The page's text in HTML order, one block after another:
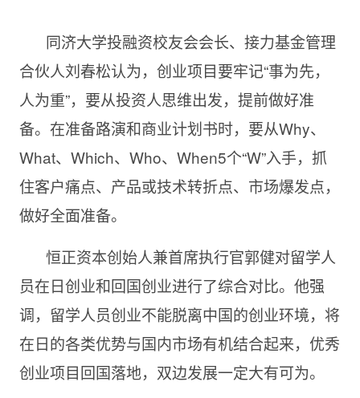
同济大学投融资校友会会长、接力基金管理
合伙人刘春松认为，创业项目要牢记“事为先，
人为重”，要从投资人思维出发，提前做好准
备。在准备路演和商业计划书时，要从Why、
What、Which、Who、When5个“W”入手，抓
住客户痛点、产品或技术转折点、市场爆发点，
做好全面准备。
恒正资本创始人兼首席执行官郭健对留学人
员在日创业和回国创业进行了综合对比。他强
调，留学人员创业不能脱离中国的创业环境，将
在日的各类优势与国内市场有机结合起来，优秀
创业项目回国落地，双边发展一定大有可为。